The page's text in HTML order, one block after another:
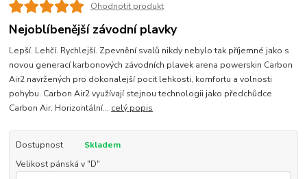
Ohodnotit produkt
Nejoblíbenější závodní plavky
Lepší. Lehčí. Rychlejší. Zpevnění svalů nikdy nebylo tak příjemné jako s
novou generací karbonových závodních plavek arena powerskin Carbon
Air2 navržených pro dokonalejší pocit lehkosti, komfortu a volnosti
pohybu. Carbon Air2 využívají stejnou technologii jako předchůdce
Carbon Air. Horizontální... celý popis
Dostupnost
Skladem
Velikost pánská v "D"